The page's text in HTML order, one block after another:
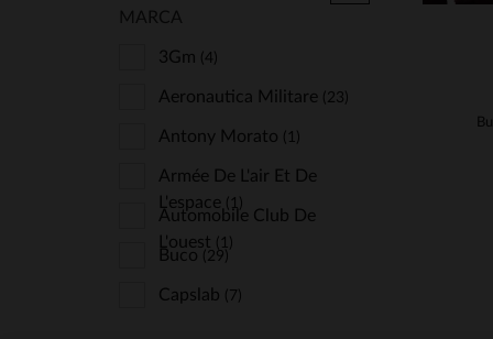
MARCA
3Gm (4)
Aeronautica Militare (23)
Antony Morato (1)
Armée De L'air Et De
L'espace
(1)
Automobile Club De
L'ouest
(1)
Buco (29)
Capslab (7)